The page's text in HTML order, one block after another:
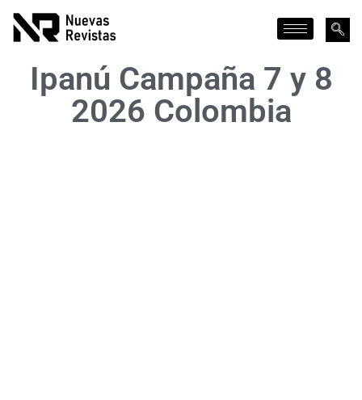
Ipanú Campaña 7 y 8
2026 Colombia